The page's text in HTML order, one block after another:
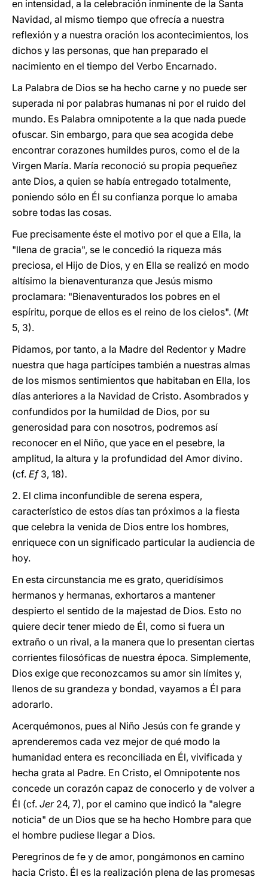
en intensidad, a la celebración inminente de la Santa
Navidad, al mismo tiempo que ofrecía a nuestra
reflexión y a nuestra oración los acontecimientos, los
dichos y las personas, que han preparado el
nacimiento en el tiempo del Verbo Encarnado.
La Palabra de Dios se ha hecho carne y no puede ser
superada ni por palabras humanas ni por el ruido del
mundo. Es Palabra omnipotente a la que nada puede
ofuscar. Sin embargo, para que sea acogida debe
encontrar corazones humildes puros, como el de la
Virgen María. María reconoció su propia pequeñez
ante Dios, a quien se había entregado totalmente,
poniendo sólo en Él su confianza porque lo amaba
sobre todas las cosas.
Fue precisamente éste el motivo por el que a Ella, la
"llena de gracia", se le concedió la riqueza más
preciosa, el Hijo de Dios, y en Ella se realizó en modo
altísimo la bienaventuranza que Jesús mismo
proclamara: "Bienaventurados los pobres en el
espíritu, porque de ellos es el reino de los cielos". (Mt
5, 3).
Pidamos, por tanto, a la Madre del Redentor y Madre
nuestra que haga partícipes también a nuestras almas
de los mismos sentimientos que habitaban en Ella, los
días anteriores a la Navidad de Cristo. Asombrados y
confundidos por la humildad de Dios, por su
generosidad para con nosotros, podremos así
reconocer en el Niño, que yace en el pesebre, la
amplitud, la altura y la profundidad del Amor divino.
(cf. Ef3, 18).
2. El clima inconfundible de serena espera,
característico de estos días tan próximos a la fiesta
que celebra la venida de Dios entre los hombres,
enriquece con un significado particular la audiencia de
hoy.
En esta circunstancia me es grato, queridísimos
hermanos y hermanas, exhortaros a mantener
despierto el sentido de la majestad de Dios. Esto no
quiere decir tener miedo de Él, como si fuera un
extraño o un rival, a la manera que lo presentan ciertas
corrientes filosóficas de nuestra época. Simplemente,
Dios exige que reconozcamos su amor sin límites y,
llenos de su grandeza y bondad, vayamos a Él para
adorarlo.
Acerquémonos, pues al Niño Jesús con fe grande y
aprenderemos cada vez mejor de qué modo la
humanidad entera es reconciliada en Él, vivificada y
hecha grata al Padre. En Cristo, el Omnipotente nos
concede un corazón capaz de conocerlo y de volver a
Él (cf. Jer24, 7), por el camino que indicó la "alegre
noticia" de un Dios que se ha hecho Hombre para que
el hombre pudiese llegar a Dios.
Peregrinos de fe y de amor, pongámonos en camino
hacia Cristo. Él es la realización plena de las promesas